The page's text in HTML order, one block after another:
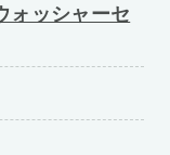
ォッシャーセ